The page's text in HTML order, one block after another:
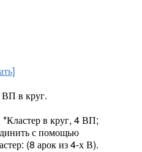
ВП в круг.
в круг, 4 ВП;
с помощью
(8 арок из 4-х В).